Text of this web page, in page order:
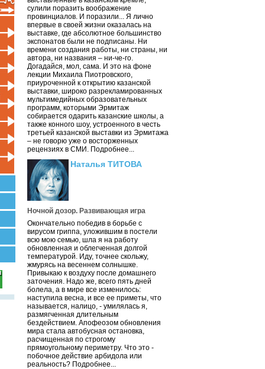
сулили поразить воображение
провинциалов. И поразили... Я лично
впервые в своей жизни оказалась на
выставке, где абсолютное большинство
экспонатов были не подписаны. Ни
времени создания работы, ни страны, ни
автора, ни названия – ни-че-го.
Догадайся, мол, сама. И это на фоне
лекции Михаила Пиотровского,
приуроченной к открытию казанской
выставки, широко разрекламированных
мультимедийных образовательных
программ, которыми Эрмитаж
собирается одарить казанские школы, а
также конного шоу, устроенного в честь
третьей казанской выставки из Эрмитажа
– не говорю уже о восторженных
рецензиях в СМИ. Подробнее...
Наталья ТИТОВА
Ночной дозор. Развивающая игра
Окончательно победив в борьбе с
вирусом гриппа, уложившим в постели
всю мою семью, шла я на работу
обновленная и облегченная долгой
температурой. Иду, точнее скольжу,
жмурясь на весеннем солнышке.
Привыкаю к воздуху после домашнего
заточения. Надо же, всего пять дней
болела, а в мире все изменилось:
наступила весна, и все ее приметы, что
называется, налицо, - умилялась я,
размягченная длительным
бездействием. Апофеозом обновления
мира стала автобусная остановка,
расчищенная по строгому
прямоугольному периметру. Что это -
побочное действие арбидола или
реальность? Подробнее...